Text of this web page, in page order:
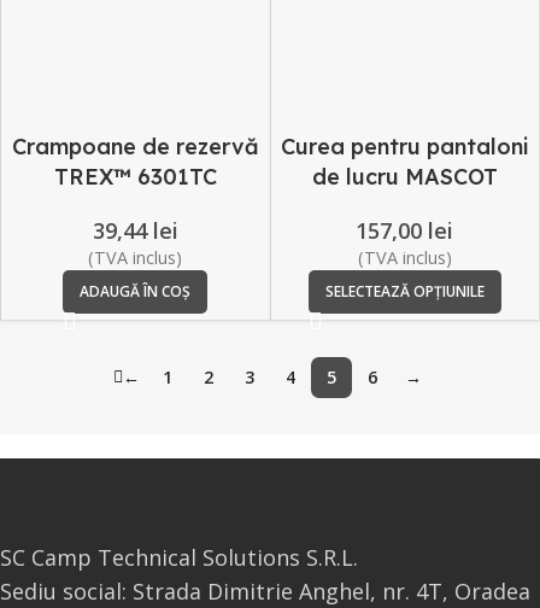
Crampoane de rezervă
TREX™ 6301TC
39,44 lei
(TVA inclus)
ADAUGĂ ÎN COȘ
Curea pentru pantaloni
de lucru MASCOT
157,00 lei
(TVA inclus)
SELECTEAZĂ OPȚIUNILE
← 1 2 3 4 5 6 →
SC Camp Technical Solutions S.R.L.
Sediu social: Strada Dimitrie Anghel, nr. 4T, Oradea